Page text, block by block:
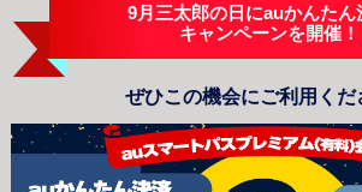
9月三太郎の日にauかんたん
キャンペーンを開催！
ぜひこの機会にご利用くだ